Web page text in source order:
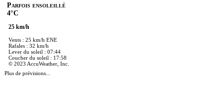
Parfois ensoleillé
4°C
25 km/h
Vents : 25 km/h ENE
Rafales : 32 km/h
Lever du soleil : 07:44
Coucher du soleil : 17:58
© 2023 AccuWeather, Inc.
Plus de prévisions...